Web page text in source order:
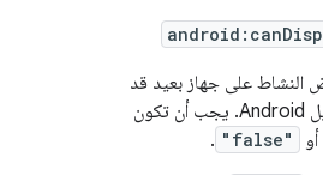
النشاط على جهاز بعيد قد
يعمل أو لا يعمل بنظام التشغيل Android. يجب أن تكون
أو "false"
.